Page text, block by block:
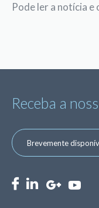
Pode ler a notícia e
Receba a